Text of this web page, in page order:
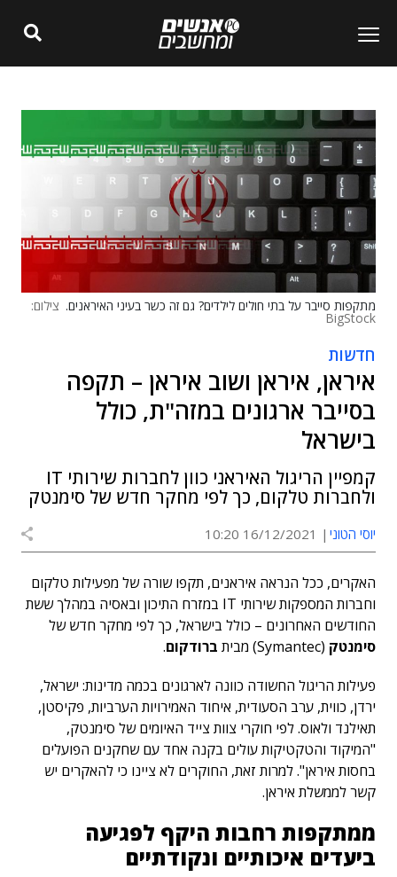
מתקפות סייבר על בתי חולים לילדים? גם זה כשר בעיני האיראנים. צילום:
BigStock
חדשות
איראן, איראן ושוב איראן – תקפה
בסייבר ארגונים במזה"ת, כולל
בישראל
קמפיין הריגול האיראני כוון לחברות שירותי IT
ולחברות טלקום, כך לפי מחקר חדש של סימנטק
יוסי הטוני 16/12/2021 10:20
האקרים, ככל הנראה איראנים, תקפו שורה של מפעילות טלקום
וחברות המספקות שירותי IT במזרח התיכון ובאסיה במהלך ששת
החודשים האחרונים – כולל בישראל, כך לפי מחקר חדש של
סימנטק (Symantec) מבית ברודקום.
פעילות הריגול החשודה כוונה לארגונים בכמה מדינות: ישראל,
ירדן, כווית, ערב הסעודית, איחוד האמירויות הערביות, פקיסטן,
תאילנד ולאוס. לפי חוקרי צוות צייד האיומים של סימנטק,
"המיקוד והטקטיקות עולים בקנה אחד עם שחקנים הפועלים
בחסות איראן". למרות זאת, החוקרים לא ציינו כי להאקרים יש
קשר לממשלת איראן.
ממתקפות רחבות היקף לפגיעה
ביעדים איכותיים ונקודתיים